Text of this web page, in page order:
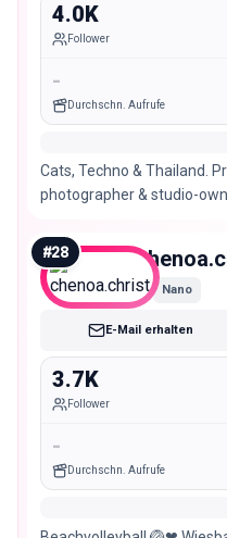
4.0K
Follower
-
Durchschn. Aufrufe
Cats, Techno & Thailand.
photographer & studio-
#28
Nano
E-Mail erhalten
3.7K
Follower
-
Durchschn. Aufrufe